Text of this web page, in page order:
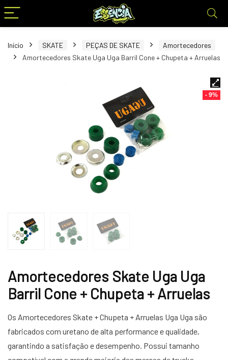
Início SKATE PEÇAS DE SKATE
Amortecedores
Amortecedores Skate Uga Uga Barril Cone + Chupeta + Arruelas
- 9%
Amortecedores Skate Uga Uga
Barril Cone + Chupeta + Arruelas
Os Amortecedores Skate + Chupeta + Arruelas Uga Uga são
fabricados com uretano de alta performance e qualidade,
garantindo a satisfação e desempenho. Possui tamanho